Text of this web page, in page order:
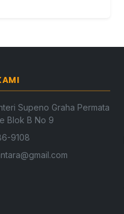
Supeno Graha Permata
Blok B No 9
9108